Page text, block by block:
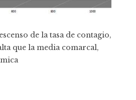
de la tasa de contagio,
que la media comarcal,